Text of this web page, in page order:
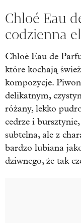
Chloé Eau
codzienna
Chloé Eau de
które kochają
kompozycje.
delikatnym,
różany, lekko
cedrze i
subtelna, ale z
bardzo lubiana
dziwnego, że tak